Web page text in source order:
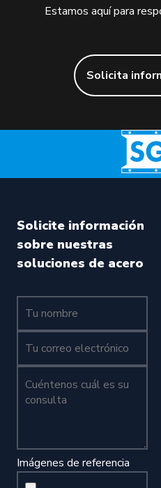
Estamos aquí para
Solicita
Solicite información
sobre nuestras
soluciones de acero
Tu nombre (obligatorio)
Cuéntenos cuál es su
Imágenes de referencia